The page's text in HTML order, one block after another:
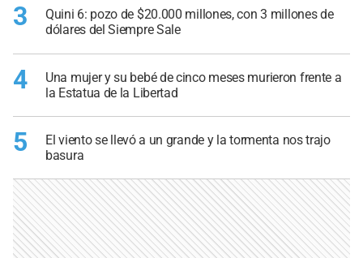
3
Quini 6: pozo de $20.000 millones, con 3 millones de
dólares del Siempre Sale
4
Una mujer y su bebé de cinco meses murieron frente a
la Estatua de la Libertad
5
El viento se llevó a un grande y la tormenta nos trajo
basura